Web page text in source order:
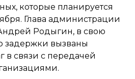
которые планируется
Глава администрации
Родыгин, в свою
задержки вызваны
связи с передачей